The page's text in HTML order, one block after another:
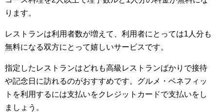
ります。
レストランは利用者数が増えて、利用者にとっては1人分も
無料になる双方にとって嬉しいサービスです。
指定したレストランはどれも高級レストランばかりで接待
や記念日に訪れるのがおすすめです。グルメ・ベネフィッ
トを利用するには支払いをクレジットカードで支払いをし
ましょう。